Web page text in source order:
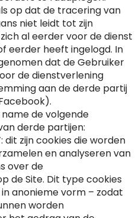
op dat de tracering van
niet leidt tot zijn
al eerder voor de dienst
eerder heeft ingelogd. In
dat de Gebruiker
de dienstverlening
aan de derde partij
de volgende
derde partijen:
: dit zijn cookies die worden
en analyseren van
over de
de Site. Dit type cookies
anonieme vorm – zodat
worden